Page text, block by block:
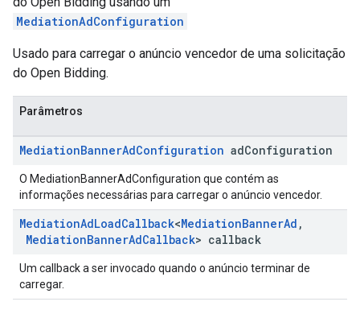
MediationAdConfiguration
Usado para carregar o anúncio vencedor de uma solicitação
do Open Bidding.
Parâmetros
MediationBannerAdConfiguration adConfiguration
O MediationBannerAdConfiguration que contém as
informações necessárias para carregar o anúncio vencedor.
MediationAdLoadCallback<MediationBannerAd ,
MediationBannerAdCallback> callback
Um callback a ser invocado quando o anúncio terminar de
carregar.